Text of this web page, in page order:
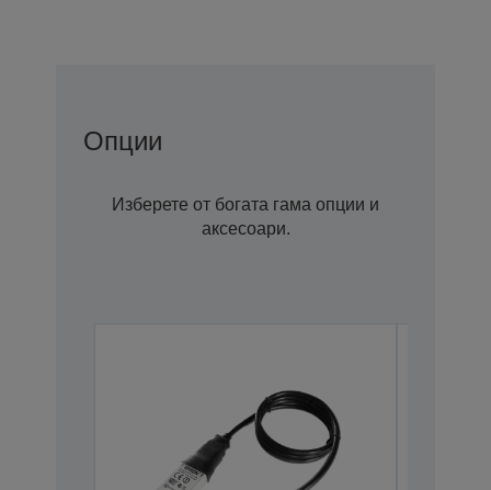
Опции
Изберете от богата гама опции и
аксесоари.